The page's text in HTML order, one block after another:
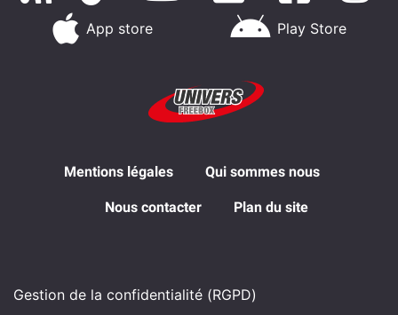
App store Play Store
Mentions légales Qui sommes nous
Nous contacter Plan du site
Gestion de la confidentialité (RGPD)